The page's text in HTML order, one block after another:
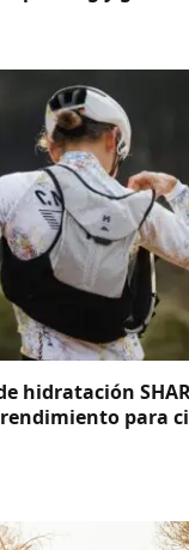
hidratación
para